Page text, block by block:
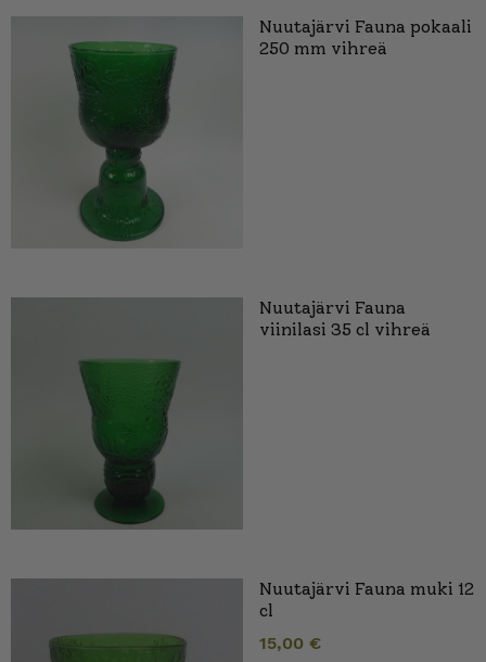
Nuutajärvi Fauna pokaali
250 mm vihreä
Nuutajärvi Fauna
viinilasi 35 cl vihreä
Nuutajärvi Fauna muki 12
cl
15,00 €